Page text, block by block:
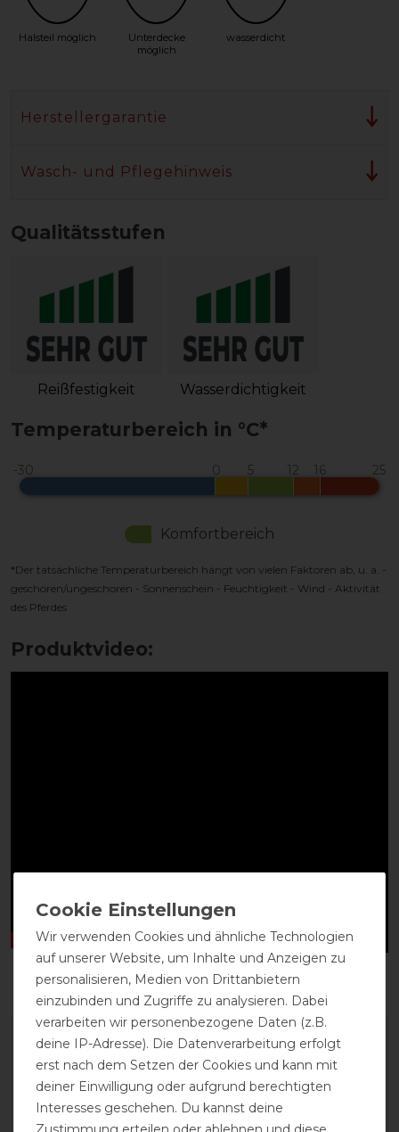
Halsteil möglich
Unterdecke
möglich
wasserdicht
Herstellergarantie
Wasch- und Pflegehinweis
Qualitätsstufen
Reißfestigkeit Wasserdichtigkeit
Temperaturbereich in °C*
Komfortbereich
*Der tatsächliche Temperaturbereich hängt von vielen Faktoren ab, u. a. -
geschoren/ungeschoren - Sonnenschein - Feuchtigkeit - Wind - Aktivität
des Pferdes
Produktvideo:
Wir verwenden Cookies und ähnliche Technologien
auf unserer Website, um Inhalte und Anzeigen zu
personalisieren, Medien von Drittanbietern
einzubinden und Zugriffe zu analysieren. Dabei
verarbeiten wir personenbezogene Daten (z.B.
deine IP-Adresse). Die Datenverarbeitung erfolgt
erst nach dem Setzen der Cookies und kann mit
deiner Einwilligung oder aufgrund berechtigten
Interesses geschehen. Du kannst deine